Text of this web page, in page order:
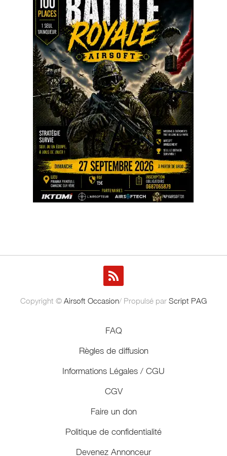
Copyright © Airsoft Occasion/ Propulsé par Script PAG
FAQ
Règles de diffusion
Informations Légales / CGU
CGV
Faire un don
Politique de confidentialité
Devenez Annonceur